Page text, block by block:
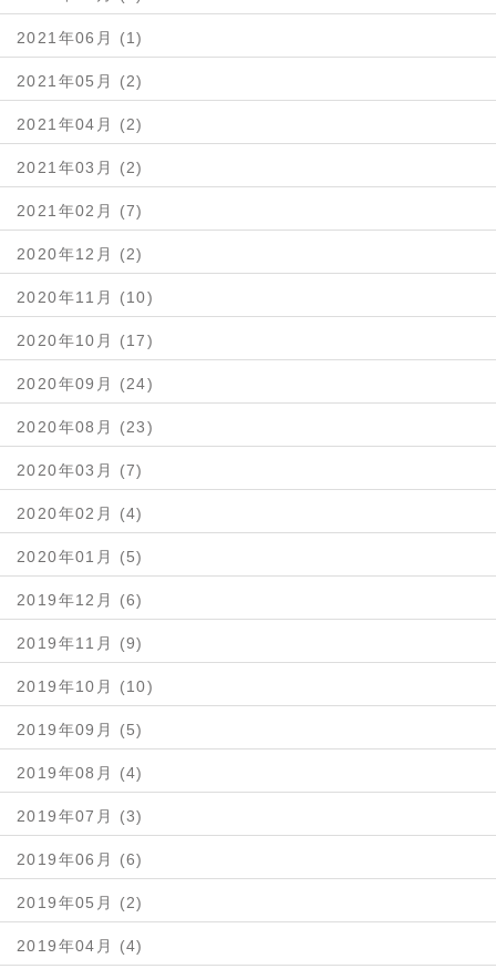
2021年06月 (1)
2021年05月 (2)
2021年04月 (2)
2021年03月 (2)
2021年02月 (7)
2020年12月 (2)
2020年11月 (10)
2020年10月 (17)
2020年09月 (24)
2020年08月 (23)
2020年03月 (7)
2020年02月 (4)
2020年01月 (5)
2019年12月 (6)
2019年11月 (9)
2019年10月 (10)
2019年09月 (5)
2019年08月 (4)
2019年07月 (3)
2019年06月 (6)
2019年05月 (2)
2019年04月 (4)